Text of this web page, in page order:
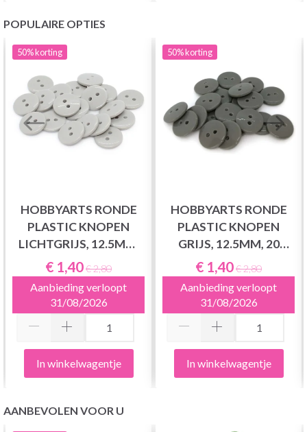
POPULAIRE OPTIES
50%korting
HOBBYARTS RONDE
PLASTIC KNOPEN
LICHTGRIJS, 12.5MM,
20 STUKS
€ 1,40€ 2,80
Aanbieding verloopt
31/08/2026
In winkelwagentje
50%korting
HOBBYARTS RONDE
PLASTIC KNOPEN
GRIJS, 12.5MM, 20
STUKS
€ 1,40€ 2,80
Aanbieding verloopt
31/08/2026
In winkelwagentje
AANBEVOLEN VOOR U